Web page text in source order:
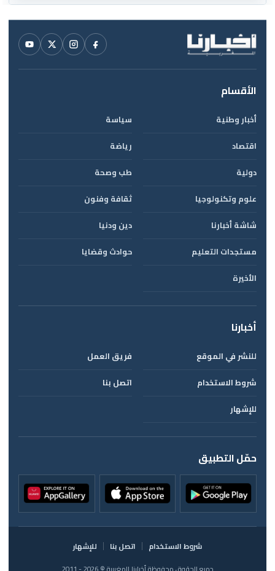
الأقسام
أخبار وطنية
سياسة
اقتصاد
رياضة
دولية
طب وصحة
علوم وتكنولوجيا
ثقافة وفنون
شاشة أخبارنا
دين ودنيا
مستجدات التعليم
حوادث وقضايا
الأخيرة
أخبارنا
للنشر في الموقع
فريق العمل
شروط الاستخدام
اتصل بنا
للإشهار
حمّل التطبيق
شروط الاستخدام اتصل بنا
للإشهار